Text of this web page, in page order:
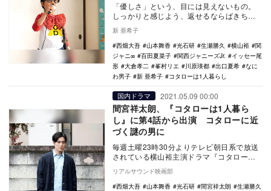
「優しさ」という、目には見えないもの。
しっかりと感じよう、返せるならばきちん
と返していこう。『コタローは1人暮らし』
（テレビ朝日…
新 亜希子
西畑大吾
山本舞香 光石研 生瀬勝久 横山裕
関
ジャニ∞
百田夏菜子 関西ジャニーズJr.
イッセー尾
形
大倉孝二 峯村リエ 川原瑛都 出口夏希
なに
わ男子
新 亜希子 コタローは1人暮らし
国内ドラマ 2021.05.09 00:00
間宮祥太朗、『コタローは1人暮ら
し』に第4話から出演 コタローに近
づく謎の男に
毎週土曜23時30分よりテレビ朝日系で放送
されている横山裕主演ドラマ『コタローは1
人暮らし』。5月15日放送の第4話から間宮
祥太…
リアルサウンド映画部
西畑大吾
山本舞香 光石研 間宮祥太朗
生瀬勝久